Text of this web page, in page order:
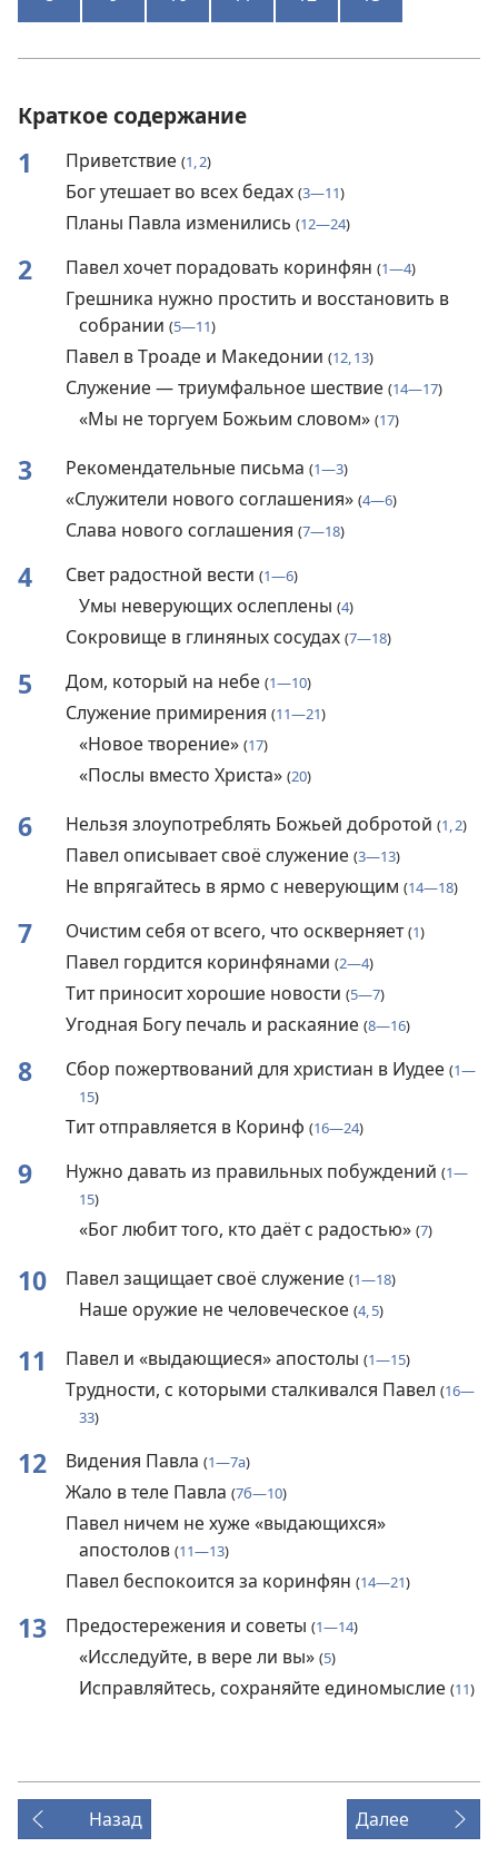
Краткое содержание
1 Приветствие (1, 2)
Бог утешает во всех бедах (3—11)
Планы Павла изменились (12—24)
2 Павел хочет порадовать коринфян (1—4)
Грешника нужно простить и восстановить в
собрании (5—11)
Павел в Троаде и Македонии (12, 13)
Служение — триумфальное шествие (14—17)
«Мы не торгуем Божьим словом» (17)
3 Рекомендательные письма (1—3)
«Служители нового соглашения» (4—6)
Слава нового соглашения (7—18)
4 Свет радостной вести (1—6)
Умы неверующих ослеплены (4)
Сокровище в глиняных сосудах (7—18)
5 Дом, который на небе (1—10)
Служение примирения (11—21)
«Новое творение» (17)
«Послы вместо Христа» (20)
6 Нельзя злоупотреблять Божьей добротой (1, 2)
Павел описывает своё служение (3—13)
Не впрягайтесь в ярмо с неверующим (14—18)
7 Очистим себя от всего, что оскверняет(1)
Павел гордится коринфянами (2—4)
Тит приносит хорошие новости (5—7)
Угодная Богу печаль и раскаяние (8—16)
8 Сбор пожертвований для христиан в Иудее (1—
15)
Тит отправляется в Коринф (16—24)
9 Нужно давать из правильных побуждений (1—
15)
«Бог любит того, кто даёт с радостью» (7)
10 Павел защищает своё служение (1—18)
Наше оружие не человеческое (4, 5)
11 Павел и «выдающиеся» апостолы (1—15)
Трудности, с которыми сталкивался Павел (16—
33)
12 Видения Павла (1—7а)
Жало в теле Павла (7б—10)
Павел ничем не хуже «выдающихся»
апостолов (11—13)
Павел беспокоится за коринфян (14—21)
13 Предостережения и советы (1—14)
«Исследуйте, в вере ли вы» (5)
Исправляйтесь, сохраняйте единомыслие (11)
Назад Далее